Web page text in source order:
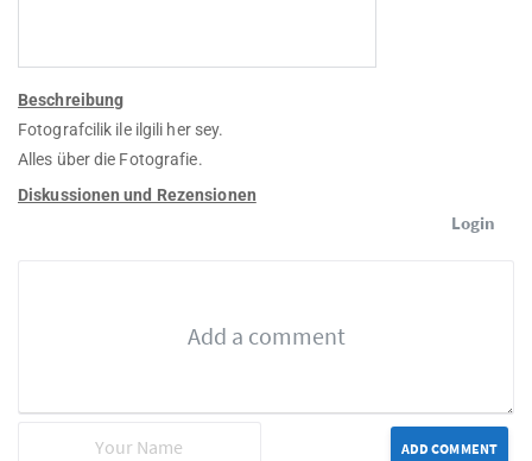
Beschreibung
Fotografcilik ile ilgili her sey.
Alles über die Fotografie.
Diskussionen und Rezensionen
Login
ADD COMMENT